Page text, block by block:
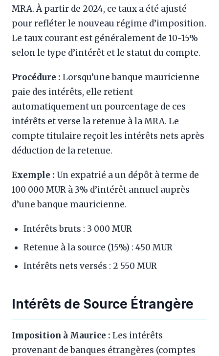
MRA. À partir de 2024, ce taux a été ajusté
pour refléter le nouveau régime d’imposition.
Le taux courant est généralement de 10-15%
selon le type d’intérêt et le statut du compte.
Procédure : Lorsqu’une banque mauricienne
paie des intérêts, elle retient
automatiquement un pourcentage de ces
intérêts et verse la retenue à la MRA. Le
compte titulaire reçoit les intérêts nets après
déduction de la retenue.
Exemple : Un expatrié a un dépôt à terme de
100 000 MUR à 3% d’intérêt annuel auprès
d’une banque mauricienne.
Intérêts bruts : 3 000 MUR
Retenue à la source (15%) : 450 MUR
Intérêts nets versés : 2 550 MUR
Intérêts de Source Étrangère
Imposition à Maurice : Les intérêts
provenant de banques étrangères (comptes